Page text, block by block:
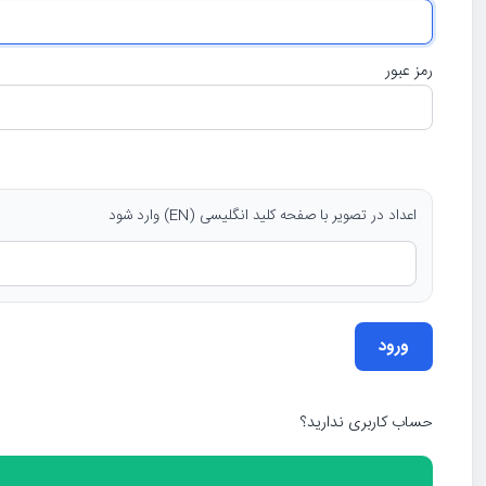
رمز عبور
اعداد در تصویر با صفحه کلید انگلیسی (EN) وارد شود
حساب کاربری ندارید؟